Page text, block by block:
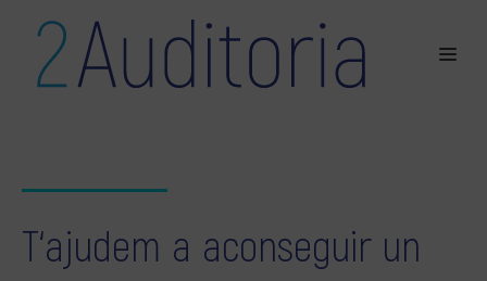
T‘ajudem a aconseguir un